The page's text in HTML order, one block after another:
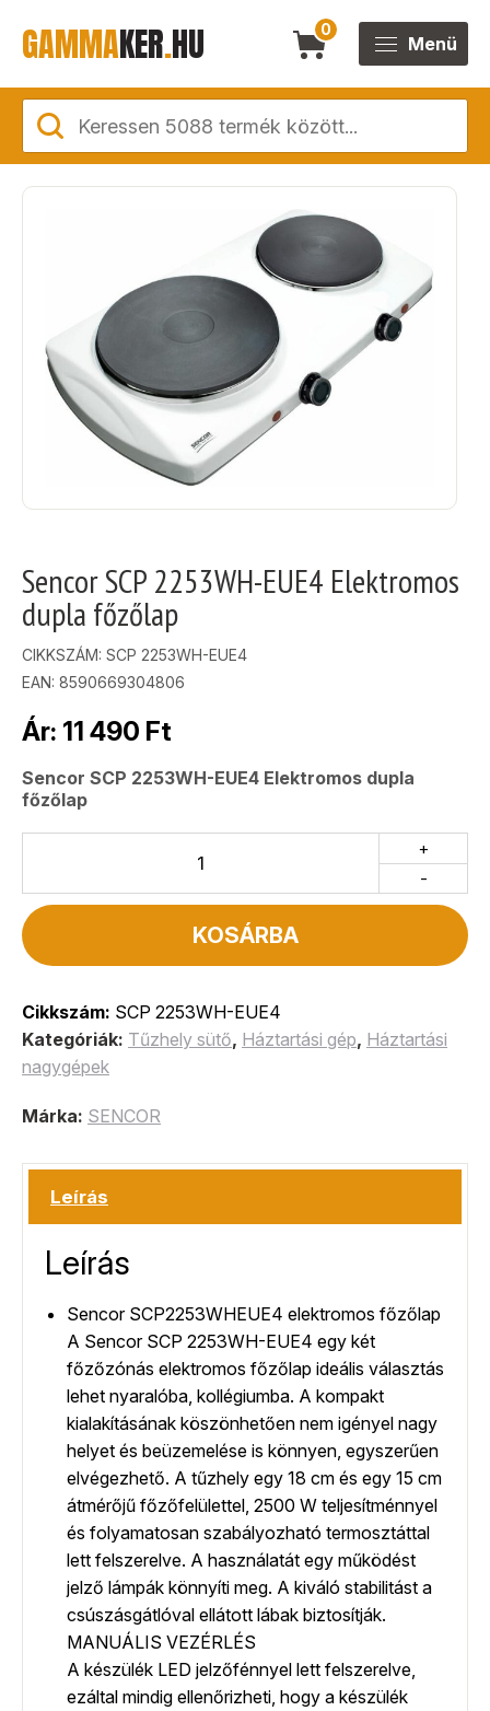
GAMMAKER.HU 0
Menü
Sencor SCP 2253WH-EUE4 Elektromos
dupla főzőlap
CIKKSZÁM: SCP 2253WH-EUE4
EAN: 8590669304806
Ár: 11 490 Ft
Sencor SCP 2253WH-EUE4 Elektromos dupla
főzőlap
-
+
KOSÁRBA
Cikkszám: SCP 2253WH-EUE4
Kategóriák: Tűzhely sütő, Háztartási gép, Háztartási
nagygépek
Márka: SENCOR
Leírás
Leírás
Sencor SCP2253WHEUE4 elektromos főzőlap
A Sencor SCP 2253WH-EUE4 egy két
főzőzónás elektromos főzőlap ideális választás
lehet nyaralóba, kollégiumba. A kompakt
kialakításának köszönhetően nem igényel nagy
helyet és beüzemelése is könnyen, egyszerűen
elvégezhető. A tűzhely egy 18 cm és egy 15 cm
átmérőjű főzőfelülettel, 2500 W teljesítménnyel
és folyamatosan szabályozható termosztáttal
lett felszerelve. A használatát egy működést
jelző lámpák könnyíti meg. A kiváló stabilitást a
csúszásgátlóval ellátott lábak biztosítják.
MANUÁLIS VEZÉRLÉS
A készülék LED jelzőfénnyel lett felszerelve,
ezáltal mindig ellenőrizheti, hogy a készülék